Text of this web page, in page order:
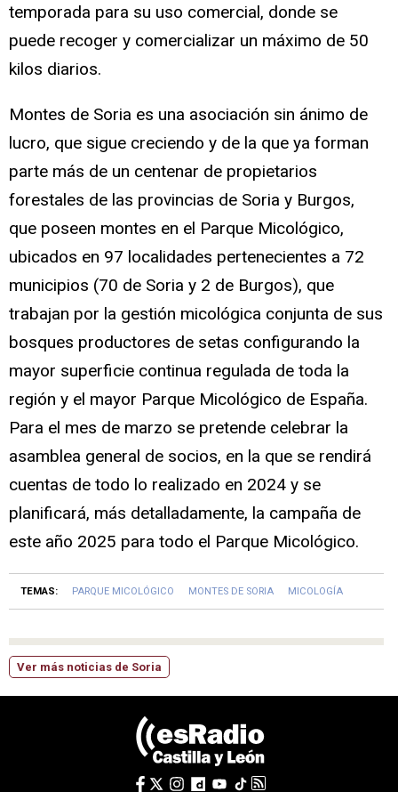
temporada para su uso comercial, donde se
puede recoger y comercializar un máximo de 50
kilos diarios.
Montes de Soria es una asociación sin ánimo de
lucro, que sigue creciendo y de la que ya forman
parte más de un centenar de propietarios
forestales de las provincias de Soria y Burgos,
que poseen montes en el Parque Micológico,
ubicados en 97 localidades pertenecientes a 72
municipios (70 de Soria y 2 de Burgos), que
trabajan por la gestión micológica conjunta de sus
bosques productores de setas configurando la
mayor superficie continua regulada de toda la
región y el mayor Parque Micológico de España.
Para el mes de marzo se pretende celebrar la
asamblea general de socios, en la que se rendirá
cuentas de todo lo realizado en 2024 y se
planificará, más detalladamente, la campaña de
este año 2025 para todo el Parque Micológico.
TEMAS: PARQUE MICOLÓGICO MONTES DE SORIA MICOLOGÍA
Ver más noticias de Soria